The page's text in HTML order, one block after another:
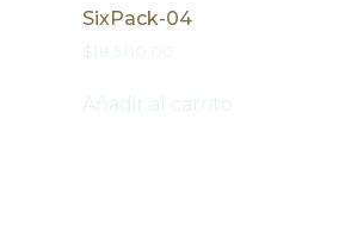
SixPack-04
$18,500.00
Añadir al carrito